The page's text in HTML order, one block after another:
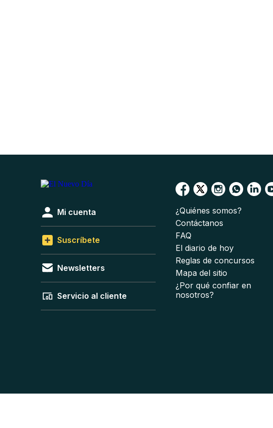
Mi cuenta
Suscríbete
Newsletters
Servicio al cliente
¿Quiénes somos?
Contáctanos
FAQ
El diario de hoy
Reglas de concursos
Mapa del sitio
¿Por qué confiar en
nosotros?